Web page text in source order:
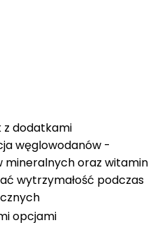
z dodatkami
węglowodanów -
oraz witamin
wytrzymałość podczas
opcjami